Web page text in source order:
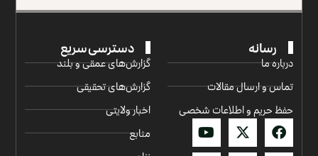
رسانه
درباره ما
تماس و ارسال مقالات
حفظ حریم و اطلاعات شخصی
دسترسی سریع
گزارش‌‌های عمقی و بلند
گزارش‌های تحقیقی
اخبار ولایتی
منابع